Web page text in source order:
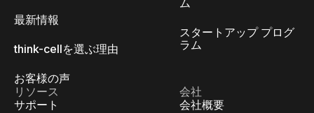
最新情報
think-cellを選ぶ理由
お客様の声
ム
スタートアップ プログ
ラム
リソース
サポート
会社
会社概要